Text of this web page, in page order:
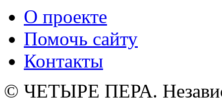
О проекте
Помочь сайту
Контакты
© ЧЕТЫРЕ ПЕРА.